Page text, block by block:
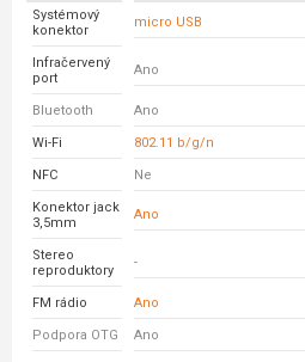
Systémový
konektor
micro USB
Infračervený
port
Ano
Bluetooth Ano
Wi-Fi 802.11 b/g/n
NFC Ne
Konektor jack
3,5mm
Ano
Stereo
reproduktory
-
FM rádio Ano
Podpora OTG Ano